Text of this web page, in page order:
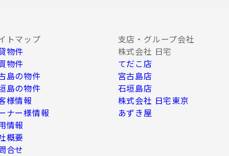
トマップ
物件
物件
島の物件
島の物件
様情報
ナー様情報
情報
概要
合せ
支店・グループ会社
株式会社 日宅
てだこ店
宮古島店
石垣島店
株式会社 日宅東京
あずき屋